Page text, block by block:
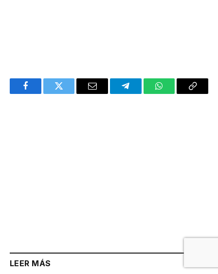
FacebookTwitter Email TelegramWhatsAppCopy
LEER MÁS